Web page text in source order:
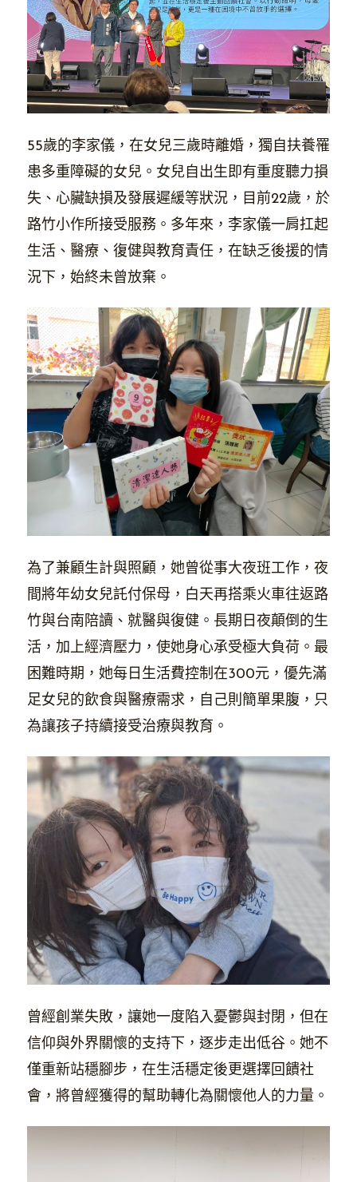
55歲的李家儀，在女兒三歲時離婚，獨自扶養罹
患多重障礙的女兒。女兒自出生即有重度聽力損
失、心臟缺損及發展遲緩等狀況，目前22歲，於
路竹小作所接受服務。多年來，李家儀一肩扛起
生活、醫療、復健與教育責任，在缺乏後援的情
況下，始終未曾放棄。
為了兼顧生計與照顧，她曾從事大夜班工作，夜
間將年幼女兒託付保母，白天再搭乘火車往返路
竹與台南陪讀、就醫與復健。長期日夜顛倒的生
活，加上經濟壓力，使她身心承受極大負荷。最
困難時期，她每日生活費控制在300元，優先滿
足女兒的飲食與醫療需求，自己則簡單果腹，只
為讓孩子持續接受治療與教育。
曾經創業失敗，讓她一度陷入憂鬱與封閉，但在
信仰與外界關懷的支持下，逐步走出低谷。她不
僅重新站穩腳步，在生活穩定後更選擇回饋社
會，將曾經獲得的幫助轉化為關懷他人的力量。